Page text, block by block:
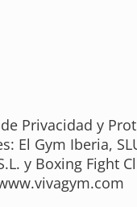
Privacidad y
Gym Iberia,
y Boxing Fight